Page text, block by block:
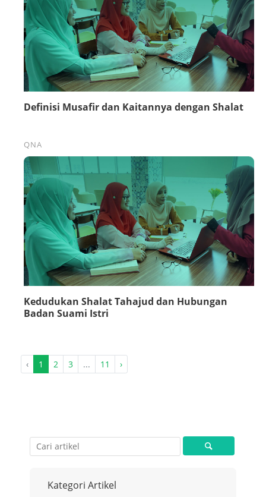
Definisi Musafir dan Kaitannya dengan Shalat
QNA
Kedudukan Shalat Tahajud dan Hubungan
Badan Suami Istri
‹ 1 2 3 ... 11 ›
Kategori Artikel